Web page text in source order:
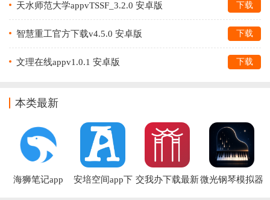
天水师范大学appvTSSF_3.2.0 安卓版 下载
智慧重工官方下载v4.5.0 安卓版 下载
文理在线appv1.0.1 安卓版 下载
本类最新
海狮笔记app
安培空间app下 交我办下载最新微光钢琴模拟器